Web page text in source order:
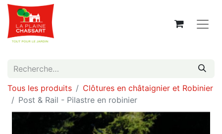
Tous les produits
Clôtures en châtaignier et Robinier
Post & Rail - Pilastre en robinier